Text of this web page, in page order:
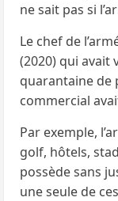
ne sait pas si
Le chef de
(2020) qui avait
quarantaine de
commercial
Par exemple,
golf, hôtels,
possède sans
une seule de